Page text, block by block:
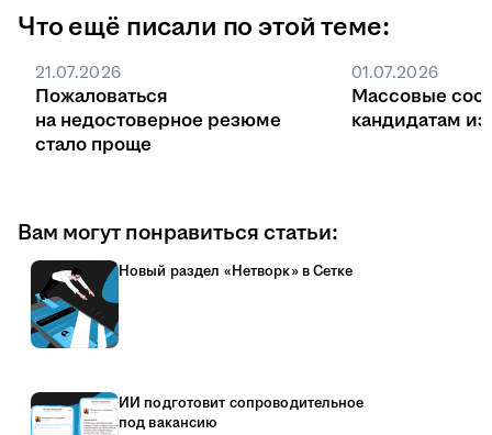
Что ещё писали по этой теме:
21.07.2026
Пожаловаться
на недостоверное резюме
стало проще
01.07.2026
Массовые
кандидатам
Вам могут понравиться статьи:
Новый раздел «Нетворк» в Сетке
ИИ подготовит сопроводительное
под вакансию